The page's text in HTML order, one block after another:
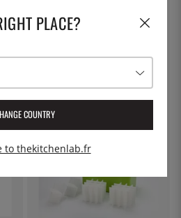
PATINA
verrouillable, 5 litres - Patina
PLACE?
COUNTRY
to thekitchenlab.fr